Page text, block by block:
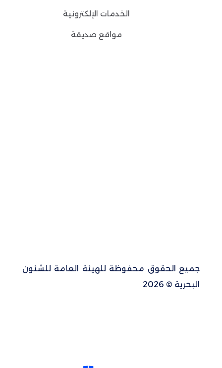
الخدمات الإلكترونية
مواقع صديقة
جميع الحقوق محفوظة للهيئة العامة للشئون
البحرية © 2026